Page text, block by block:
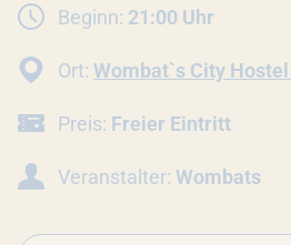
Beginn: 21:00 Uhr
Ort: Wombat`s City
Preis: Freier Eintritt
Veranstalter: Wombats